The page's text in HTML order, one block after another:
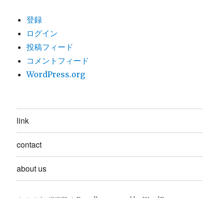
登録
ログイン
投稿フィード
コメントフィード
WordPress.org
link
contact
about us